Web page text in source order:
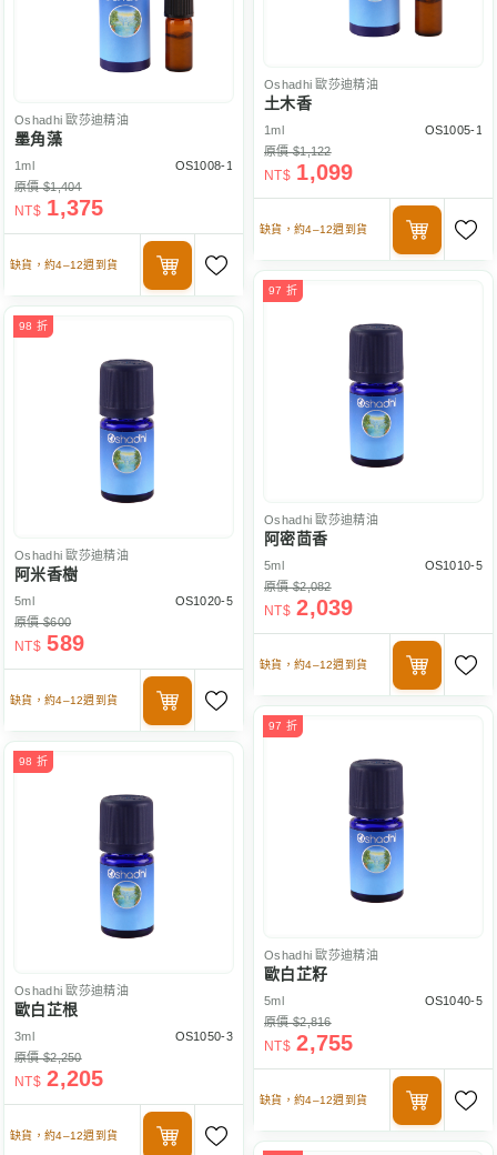
Oshadhi 歐莎迪精油
土木香
1ml
OS1005-1
原價 $1,122
NT$ 1,099
缺貨，約4–12週到貨
Oshadhi 歐莎迪精油
墨角藻
1ml
OS1008-1
原價 $1,404
NT$ 1,375
缺貨，約4–12週到貨
97 折
Oshadhi 歐莎迪精油
阿密茴香
5ml
OS1010-5
原價 $2,082
NT$ 2,039
缺貨，約4–12週到貨
98 折
Oshadhi 歐莎迪精油
阿米香樹
5ml
OS1020-5
原價 $600
NT$ 589
缺貨，約4–12週到貨
97 折
Oshadhi 歐莎迪精油
歐白芷籽
5ml
OS1040-5
原價 $2,816
NT$ 2,755
缺貨，約4–12週到貨
98 折
Oshadhi 歐莎迪精油
歐白芷根
3ml
OS1050-3
原價 $2,250
NT$ 2,205
缺貨，約4–12週到貨